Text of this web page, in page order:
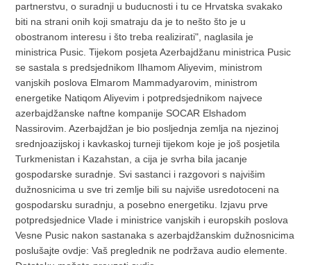
partnerstvu, o suradnji u buducnosti i tu ce Hrvatska svakako
biti na strani onih koji smatraju da je to nešto što je u
obostranom interesu i što treba realizirati", naglasila je
ministrica Pusic. Tijekom posjeta Azerbajdžanu ministrica Pusic
se sastala s predsjednikom Ilhamom Aliyevim, ministrom
vanjskih poslova Elmarom Mammadyarovim, ministrom
energetike Natiqom Aliyevim i potpredsjednikom najvece
azerbajdžanske naftne kompanije SOCAR Elshadom
Nassirovim. Azerbajdžan je bio posljednja zemlja na njezinoj
srednjoazijskoj i kavkaskoj turneji tijekom koje je još posjetila
Turkmenistan i Kazahstan, a cija je svrha bila jacanje
gospodarske suradnje. Svi sastanci i razgovori s najvišim
dužnosnicima u sve tri zemlje bili su najviše usredotoceni na
gospodarsku suradnju, a posebno energetiku. Izjavu prve
potpredsjednice Vlade i ministrice vanjskih i europskih poslova
Vesne Pusic nakon sastanaka s azerbajdžanskim dužnosnicima
poslušajte ovdje: Vaš preglednik ne podržava audio elemente.